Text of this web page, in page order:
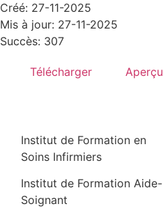
Créé: 27-11-2025
Mis à jour: 27-11-2025
Succès: 307
Télécharger Aperçu
Institut de Formation en
Soins Infirmiers
Institut de Formation Aide-
Soignant